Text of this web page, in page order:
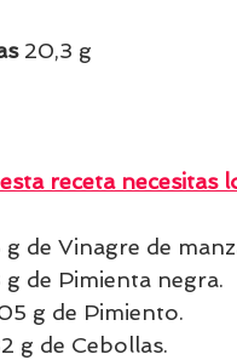
20,3 g
receta necesitas
g de Vinagre de
g de Pimienta negra.
g de Pimiento.
g de Cebollas.